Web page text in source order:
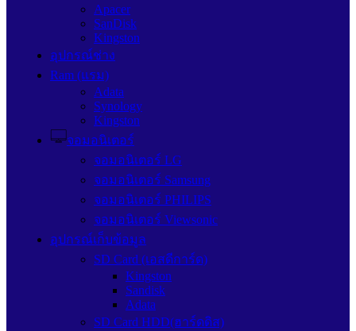
Apacer
SanDisk
Kingston
อุปกรณ์ช่าง
Ram (แรม)
Adata
Synology
Kingston
จอมอนิเตอร์
จอมอนิเตอร์ LG
จอมอนิเตอร์ Samsung
จอมอนิเตอร์ PHILIPS
จอมอนิเตอร์ Viewsonic
อุปกรณ์เก็บข้อมูล
SD Card (เอสดีการ์ด)
Kingston
Sandisk
Adata
SD Card HDD(ฮาร์ดดิส)